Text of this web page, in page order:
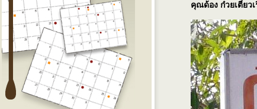
คุณด้อง ก๋วยเตี๋ยว